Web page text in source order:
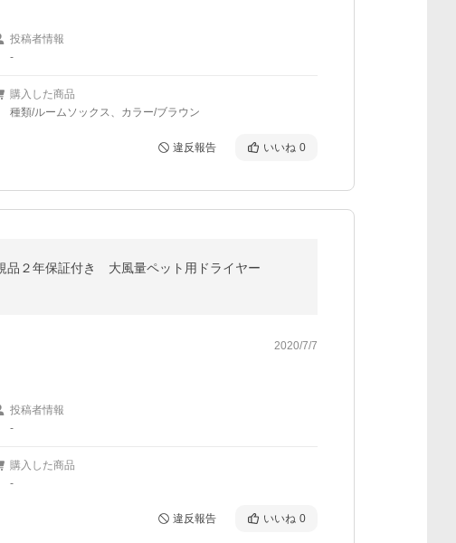
投稿者情報
-
購入した商品
種類/ルームソックス、カラー/ブラウン
違反報告 いいね 0
品２年保証付き 大風量ペット用ドライヤー
2020/7/7
投稿者情報
-
購入した商品
-
違反報告 いいね 0